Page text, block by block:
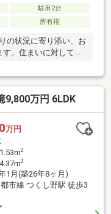
駐車2台
所有権
の状況に寄り添い、お
。住まいに対して求
にあわせたオーダー
新生活も、良き伴走
そうなご条件でも、
の経験とノウハウ・情
ます。いちばん話しや
クする不動産ネットワ
9,800万円 6LDK
万円
2
2
1月(築26年8ヶ月)
市線 つくし野駅 徒歩3